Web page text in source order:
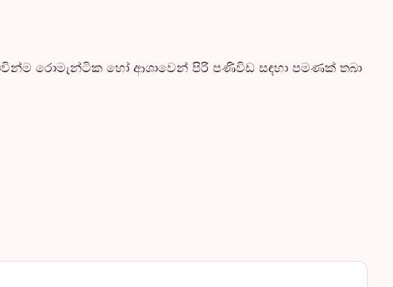
රොමැන්ටික හෝ ආශාවෙන් පිරි පණිවිඩ සඳහා පමණක් තබා